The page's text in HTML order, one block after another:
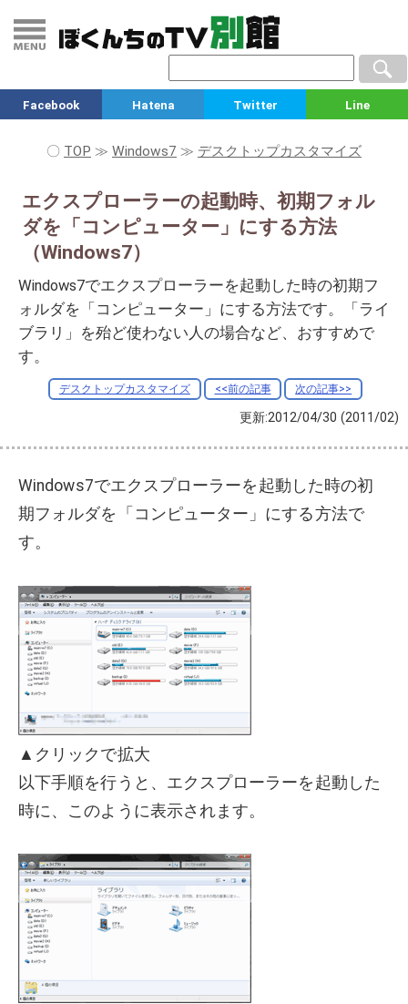
Facebook Hatena Twitter Line
〇 TOP ≫ Windows7 ≫ デスクトップカスタマイズ
エクスプローラーの起動時、初期フォル
ダを「コンピューター」にする方法
（Windows7）
Windows7でエクスプローラーを起動した時の初期フ
ォルダを「コンピューター」にする方法です。「ライ
ブラリ」を殆ど使わない人の場合など、おすすめで
す。
デスクトップカスタマイズ <<前の記事 次の記事>>
更新:2012/04/30 (2011/02)
Windows7でエクスプローラーを起動した時の初
期フォルダを「コンピューター」にする方法で
す。
▲クリックで拡大
以下手順を行うと、エクスプローラーを起動した
時に、このように表示されます。